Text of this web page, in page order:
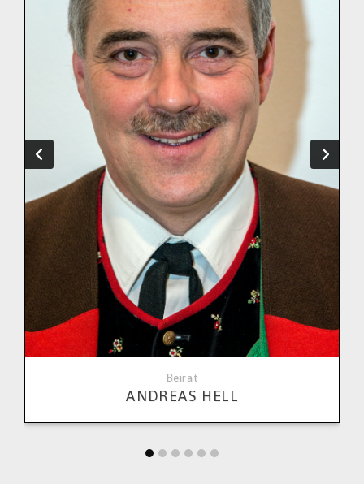
Beirat
ANDREAS HELL